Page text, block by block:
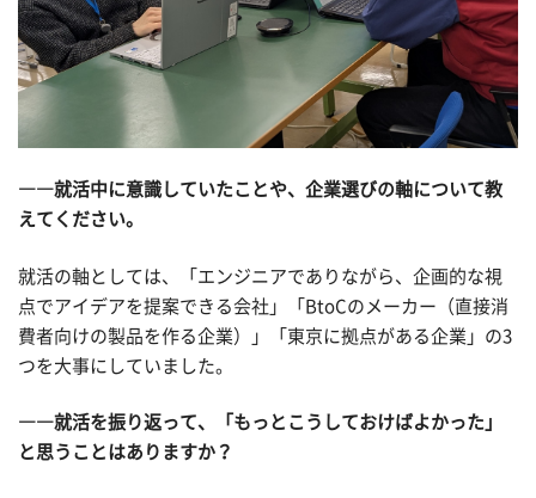
――就活中に意識していたことや、企業選びの軸について教
えてください。
就活の軸としては、「エンジニアでありながら、企画的な視
点でアイデアを提案できる会社」「BtoCのメーカー（直接消
費者向けの製品を作る企業）」「東京に拠点がある企業」の3
つを大事にしていました。
――就活を振り返って、「もっとこうしておけばよかった」
と思うことはありますか？